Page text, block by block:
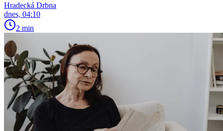
Hradecká Drbna
dnes, 04:10
2 min